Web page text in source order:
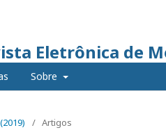
Eletrônica de
Sobre
/ Artigos